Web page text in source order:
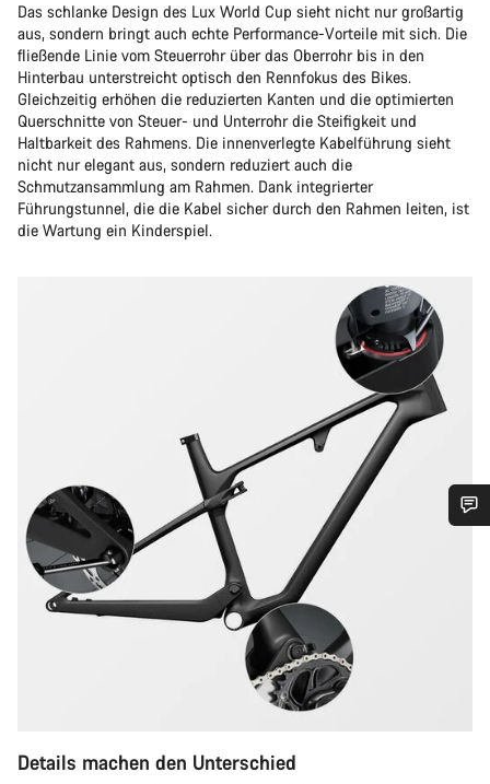
Das schlanke Design des Lux World Cup sieht nicht nur großartig
aus, sondern bringt auch echte Performance-Vorteile mit sich. Die
fließende Linie vom Steuerrohr über das Oberrohr bis in den
Hinterbau unterstreicht optisch den Rennfokus des Bikes.
Gleichzeitig erhöhen die reduzierten Kanten und die optimierten
Querschnitte von Steuer- und Unterrohr die Steifigkeit und
Haltbarkeit des Rahmens. Die innenverlegte Kabelführung sieht
nicht nur elegant aus, sondern reduziert auch die
Schmutzansammlung am Rahmen. Dank integrierter
Führungstunnel, die die Kabel sicher durch den Rahmen leiten, ist
die Wartung ein Kinderspiel.
Details machen den Unterschied
Benötigst du Hilfe?
Unsere Experten stehen dir jetzt im Chat zur Verfügung.
Chat starten